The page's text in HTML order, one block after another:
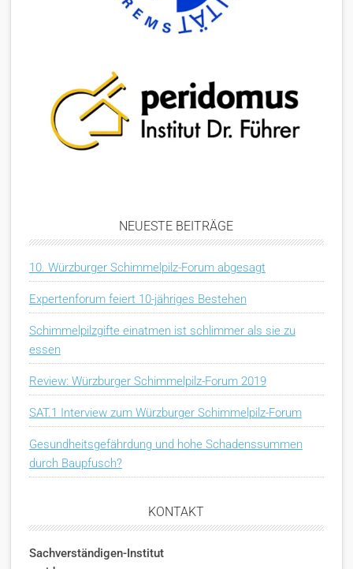
NEUESTE BEITRÄGE
10. Würzburger Schimmelpilz-Forum abgesagt
Expertenforum feiert 10-jähriges Bestehen
Schimmelpilzgifte einatmen ist schlimmer als sie zu
essen
Review: Würzburger Schimmelpilz-Forum 2019
SAT.1 Interview zum Würzburger Schimmelpilz-Forum
Gesundheitsgefährdung und hohe Schadenssummen
durch Baupfusch?
KONTAKT
Sachverständigen-Institut